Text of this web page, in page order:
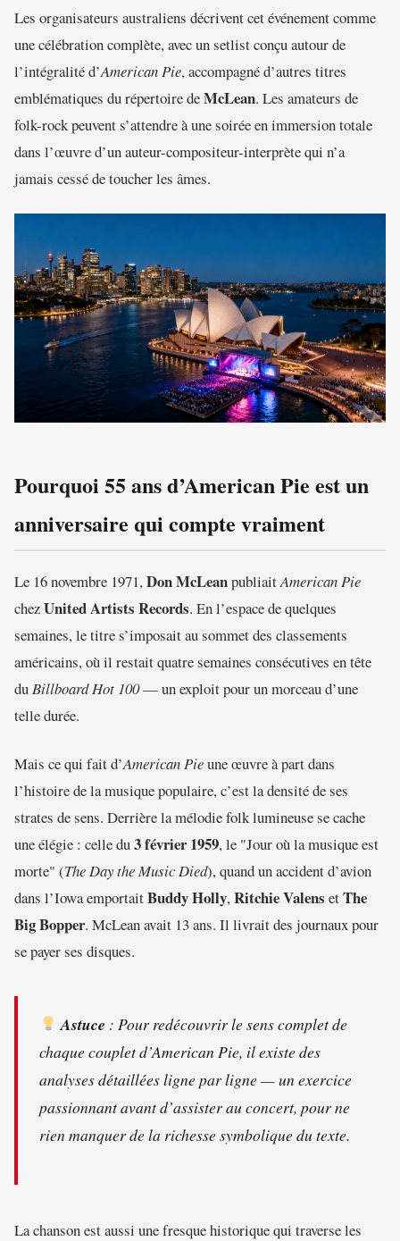
Les organisateurs australiens décrivent cet événement comme
une célébration complète, avec un setlist conçu autour de
l’intégralité d’American Pie, accompagné d’autres titres
emblématiques du répertoire deMcLean. Les amateurs de
folk-rock peuvent s’attendre à une soirée en immersion totale
dans l’œuvre d’un auteur-compositeur-interprète qui n’a
jamais cessé de toucher les âmes.
Pourquoi 55 ans d’American Pie est un
anniversaire qui compte vraiment
Le 16 novembre 1971,Don McLeanpubliaitAmerican Pie
chezUnited Artists Records. En l’espace de quelques
semaines, le titre s’imposait au sommet des classements
américains, où il restait quatre semaines consécutives en tête
duBillboard Hot 100— un exploit pour un morceau d’une
telle durée.
Mais ce qui fait d’American Pieune œuvre à part dans
l’histoire de la musique populaire, c’est la densité de ses
strates de sens. Derrière la mélodie folk lumineuse se cache
une élégie : celle du3 février 1959, le "Jour où la musique est
morte" (The Day the Music Died), quand un accident d’avion
dans l’Iowa emportaitBuddy Holly, Ritchie Valens etThe
Big Bopper. McLean avait 13 ans. Il livrait des journaux pour
se payer ses disques.
Astuce : Pour redécouvrir le sens complet de
chaque couplet d’American Pie, il existe des
analyses détaillées ligne par ligne — un exercice
passionnant avant d’assister au concert, pour ne
rien manquer de la richesse symbolique du texte.
La chanson est aussi une fresque historique qui traverse les